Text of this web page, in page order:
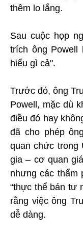
thêm lo lắng.
Sau cuộc họp
trích ông Powell
hiểu gì cả".
Trước đó, ông
Powell, mặc dù
điều đó hay
đã cho phép
quan chức trong
gia – cơ quan
nhưng các thẩm
“thực thể bán tư
rằng việc ông
dễ dàng.